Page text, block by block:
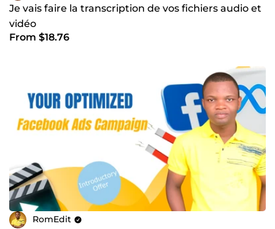
Je vais faire la transcription de vos fichiers audio et
vidéo
From $18.76
RomEdit